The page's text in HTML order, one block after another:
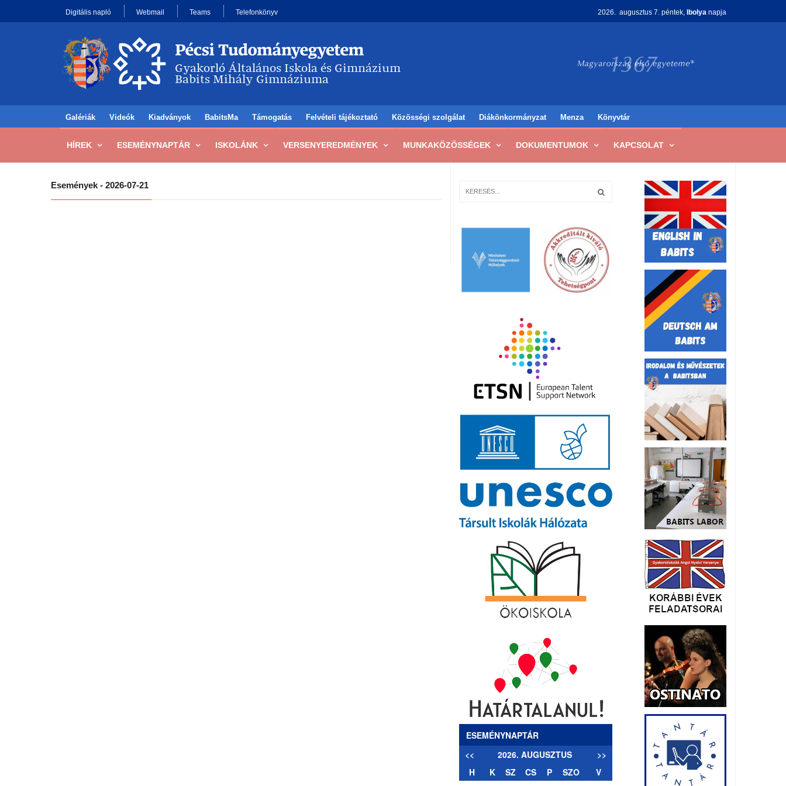
Digitális napló Webmail Teams Telefonkönyv 2026. augusztus 7. péntek, Ibolya napja
Galériák Videók Kiadványok BabitsMa Támogatás Felvételi tájékoztató Közösségi szolgálat Diákönkormányzat Menza Könyvtár
HÍREK ESEMÉNYNAPTÁR ISKOLÁNK VERSENYEREDMÉNYEK MUNKAKÖZÖSSÉGEK DOKUMENTUMOK KAPCSOLAT
Események - 2026-07-21
ESEMÉNYNAPTÁR
<<
2026. AUGUSZTUS
>>
H
K SZ CS P SZO V